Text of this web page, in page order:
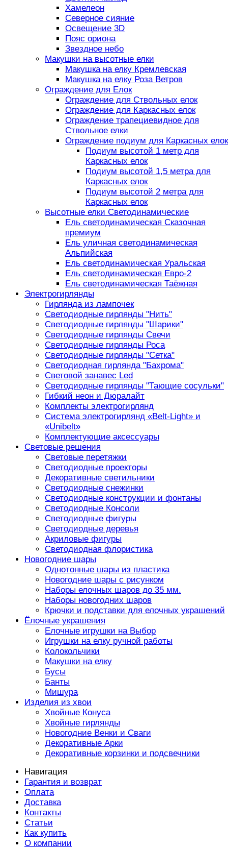
Хамелеон
Северное сияние
Освещение 3D
Пояс ориона
Звездное небо
Макушки на высотные елки
Макушка на елку Кремлевская
Макушка на елку Роза Ветров
Ограждение для Елок
Ограждение для Ствольных елок
Ограждение для Каркасных елок
Ограждение трапециевидное для
Ствольное елки
Ограждение подиум для Каркасных елок
Подиум высотой 1 метр для
Каркасных елок
Подиум высотой 1,5 метра для
Каркасных елок
Подиум высотой 2 метра для
Каркасных елок
Высотные елки Светодинамические
Ель светодинамическая Сказочная
премиум
Ель уличная светодинамическая
Альпийская
Ель светодинамическая Уральская
Ель светодинамическая Евро-2
Ель светодинамическая Таёжная
Электрогирлянды
Гирлянда из лампочек
Светодиодные гирлянды "Нить"
Светодиодные гирлянды "Шарики"
Светодиодные гирлянды Свечи
Светодиодные гирлянды Роса
Светодиодные гирлянды "Сетка"
Светодиодная гирлянда "Бахрома"
Световой занавес Led
Светодиодные гирлянды "Тающие сосульки"
Гибкий неон и Дюралайт
Комплекты электрогирлянд
Система электрогирлянд «Belt-Light» и
«Unibelt»
Комплектующие аксессуары
Световые решения
Световые перетяжки
Светодиодные проекторы
Декоративные светильники
Светодиодные снежинки
Светодиодные конструкции и фонтаны
Светодиодные Консоли
Светодиодные фигуры
Светодиодные деревья
Акриловые фигуры
Светодиодная флористика
Новогодние шары
Однотонные шары из пластика
Новогодние шары с рисунком
Наборы елочных шаров до 35 мм.
Наборы новогодних шаров
Крючки и подставки для елочных украшений
Ёлочные украшения
Елочные игрушки на Выбор
Игрушки на елку ручной работы
Колокольчики
Макушки на елку
Бусы
Банты
Мишура
Изделия из хвои
Хвойные Конуса
Хвойные гирлянды
Новогодние Венки и Сваги
Декоративные Арки
Декоративные корзинки и подсвечники
Навигация
Гарантия и возврат
Оплата
Доставка
Контакты
Статьи
Как купить
О компании